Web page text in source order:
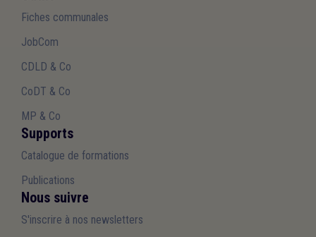
Fiches communales
JobCom
CDLD & Co
CoDT & Co
MP & Co
Supports
Catalogue de formations
Publications
Nous suivre
S'inscrire à nos newsletters